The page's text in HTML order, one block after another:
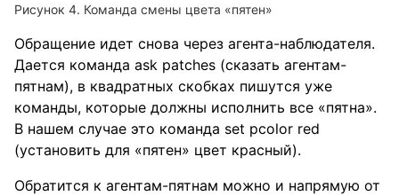
Рисунок 4. Команда смены цвета «пятен»
Обращение идет снова через агента-наблюдателя.
Дается команда ask patches (сказать агентам-
пятнам), в квадратных скобках пишутся уже
команды, которые должны исполнить все «пятна».
В нашем случае это команда set pcolor red
(установить для «пятен» цвет красный).
Обратится к агентам-пятнам можно и напрямую от